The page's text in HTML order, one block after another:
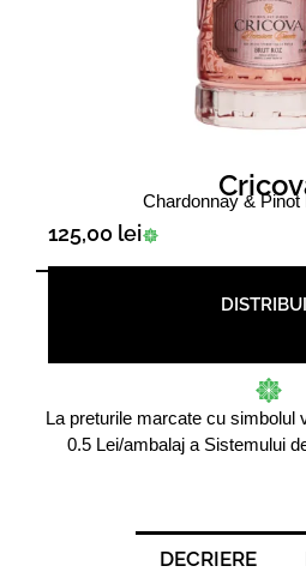
Chardonnay & Pinot
125,00 lei
La preturile marcate cu simbolul
0.5 Lei/ambalaj a Sistemului
DECRIERE